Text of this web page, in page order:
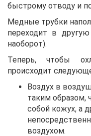
быстрому отводу и
Медные трубки
переходит в
наоборот).
Теперь, чтобы
происходит
Воздух в
таким образом,
собой кожух, а
воздухом.